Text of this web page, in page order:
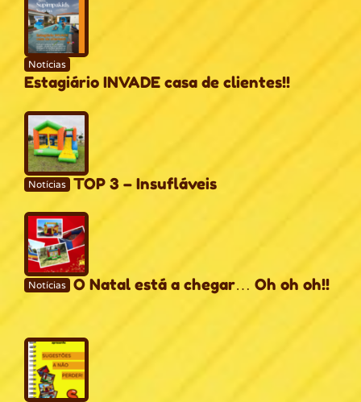
Notícias
Estagiário INVADE casa de clientes!!
Notícias TOP 3 – Insufláveis
Notícias O Natal está a chegar… Oh oh oh!!